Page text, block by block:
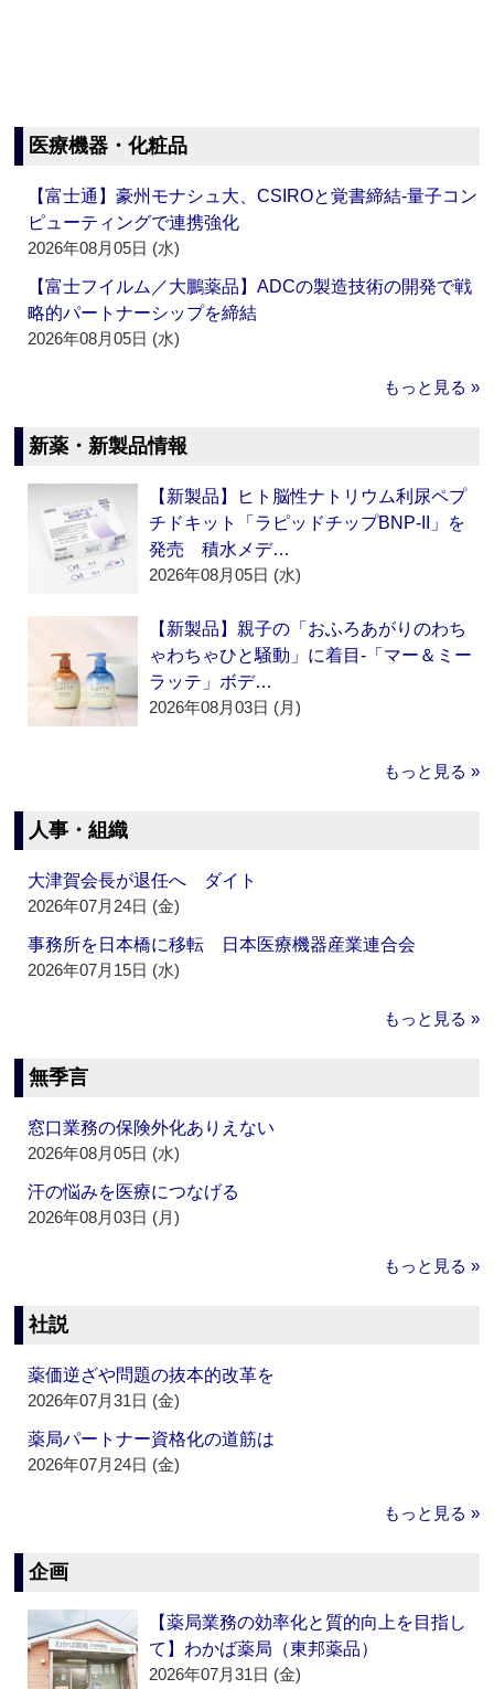
医療機器・化粧品
【富士通】豪州モナシュ大、CSIROと覚書締結‐量子コン
ピューティングで連携強化
2026年08月05日 (水)
【富士フイルム／大鵬薬品】ADCの製造技術の開発で戦
略的パートナーシップを締結
2026年08月05日 (水)
もっと見る »
新薬・新製品情報
【新製品】ヒト脳性ナトリウム利尿ペプ
チドキット「ラピッドチップBNP-II」を
発売 積水メデ…
2026年08月05日 (水)
【新製品】親子の「おふろあがりのわち
ゃわちゃひと騒動」に着目‐「マー＆ミー
ラッテ」ボデ…
2026年08月03日 (月)
もっと見る »
人事・組織
大津賀会長が退任へ ダイト
2026年07月24日 (金)
事務所を日本橋に移転 日本医療機器産業連合会
2026年07月15日 (水)
もっと見る »
無季言
窓口業務の保険外化ありえない
2026年08月05日 (水)
汗の悩みを医療につなげる
2026年08月03日 (月)
もっと見る »
社説
薬価逆ざや問題の抜本的改革を
2026年07月31日 (金)
薬局パートナー資格化の道筋は
2026年07月24日 (金)
もっと見る »
企画
【薬局業務の効率化と質的向上を目指し
て】わかば薬局（東邦薬品）
2026年07月31日 (金)